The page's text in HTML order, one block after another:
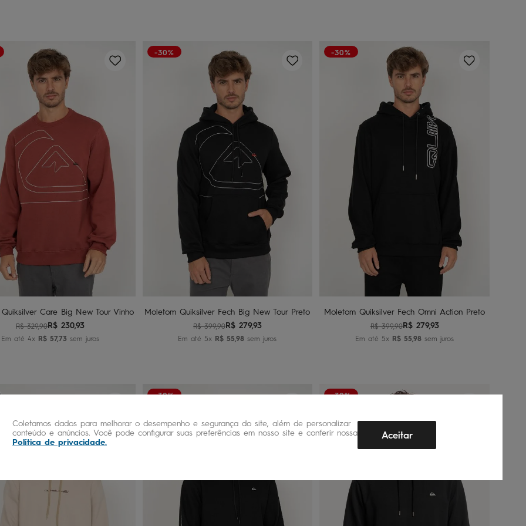
Coletamos dados para melhorar o desempenho e segurança do site, além de personalizar
conteúdo e anúncios. Você pode configurar suas preferências em nosso site e conferir nossa
Política de privacidade.
Aceitar
Adicionar ao carrinho
Care Big New Tour Vinho
R$ 329,90R$ 230,93
Em até4x R$ 57,73 sem juros
-30%
Adicionar ao carrinho
Moletom Quiksilver Fech Big New Tour Preto
R$ 399,90R$ 279,93
Em até5x R$ 55,98 sem juros
-30%
P GG
Adicionar ao carrinho
Moletom Quiksilver Fech Omni Action Preto
R$ 399,90R$ 279,93
Em até5x R$ 55,98 sem juros
-30% -30%